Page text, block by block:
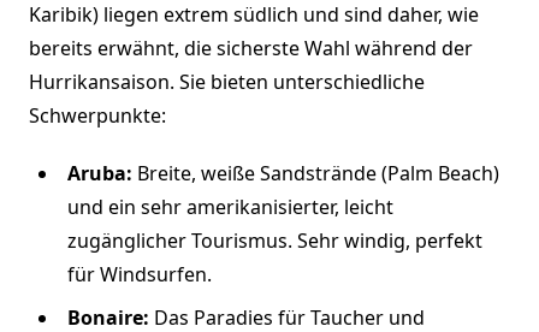
Karibik) liegen extrem südlich und sind daher, wie
bereits erwähnt, die sicherste Wahl während der
Hurrikansaison. Sie bieten unterschiedliche
Schwerpunkte:
Aruba: Breite, weiße Sandstrände (Palm Beach)
und ein sehr amerikanisierter, leicht
zugänglicher Tourismus. Sehr windig, perfekt
für Windsurfen.
Bonaire: Das Paradies für Taucher und